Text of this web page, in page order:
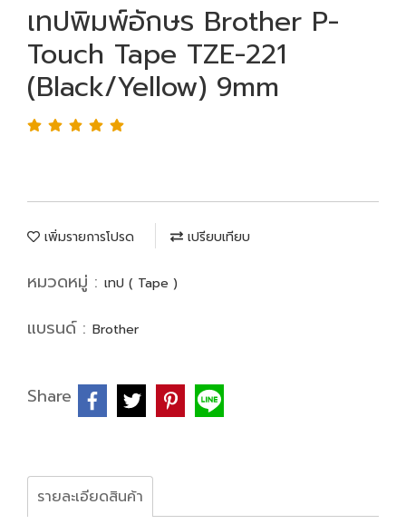
เทปพิมพ์อักษร Brother P-
Touch Tape TZE-221
(Black/Yellow) 9mm
เพิ่มรายการโปรด เปรียบเทียบ
หมวดหมู่ : เทป ( Tape )
แบรนด์ : Brother
Share
รายละเอียดสินค้า